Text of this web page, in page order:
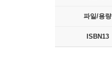
파일/용량
ISBN13